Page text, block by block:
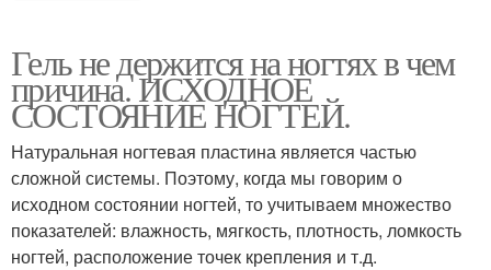
Гель не держится на ногтях в чем
причина. ИСХОДНОЕ
СОСТОЯНИЕ НОГТЕЙ.
Натуральная ногтевая пластина является частью
сложной системы. Поэтому, когда мы говорим о
исходном состоянии ногтей, то учитываем множество
показателей: влажность, мягкость, плотность, ломкость
ногтей, расположение точек крепления и т.д.